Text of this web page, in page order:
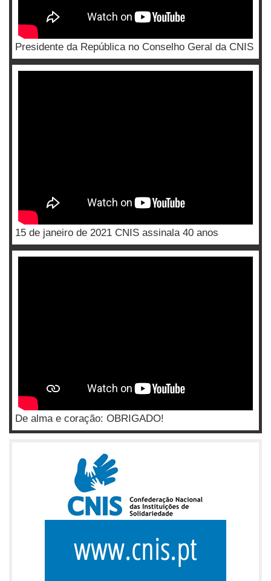
Presidente da República no Conselho Geral da CNIS
15 de janeiro de 2021 CNIS assinala 40 anos
De alma e coração: OBRIGADO!